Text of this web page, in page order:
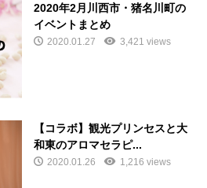
2020年2月川西市・猪名川町の
イベントまとめ
2020.01.27 3,421 views
【コラボ】観光プリンセスと大
和東のアロマセラピ...
2020.01.26 1,216 views